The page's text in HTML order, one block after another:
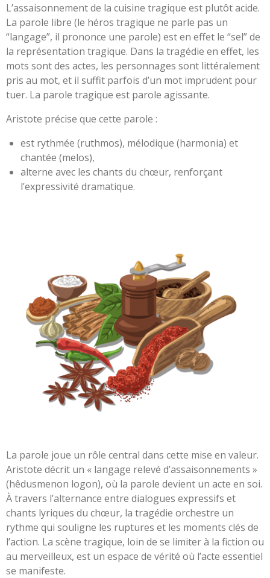
L’assaisonnement de la cuisine tragique est plutôt acide.
La parole libre (le héros tragique ne parle pas un
“langage”, il prononce une parole) est en effet le “sel” de
la représentation tragique. Dans la tragédie en effet, les
mots sont des actes, les personnages sont littéralement
pris au mot, et il suffit parfois d’un mot imprudent pour
tuer. La parole tragique est parole agissante.
Aristote précise que cette parole :
est rythmée (ruthmos), mélodique (harmonia) et
chantée (melos),
alterne avec les chants du chœur, renforçant
l’expressivité dramatique.
La parole joue un rôle central dans cette mise en valeur.
Aristote décrit un « langage relevé d’assaisonnements »
(hêdusmenon logon), où la parole devient un acte en soi.
À travers l’alternance entre dialogues expressifs et
chants lyriques du chœur, la tragédie orchestre un
rythme qui souligne les ruptures et les moments clés de
l’action. La scène tragique, loin de se limiter à la fiction ou
au merveilleux, est un espace de vérité où l’acte essentiel
se manifeste.